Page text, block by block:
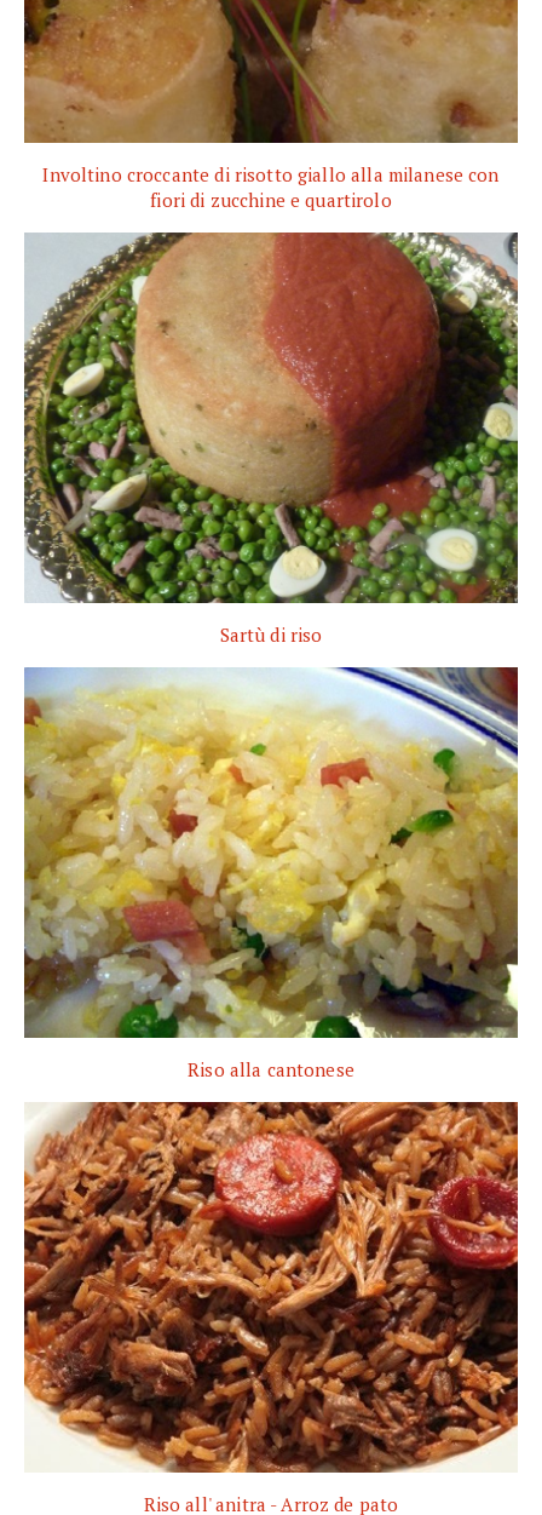
Involtino croccante di risotto giallo alla milanese con
fiori di zucchine e quartirolo
Sartù di riso
Riso alla cantonese
Riso all' anitra - Arroz de pato